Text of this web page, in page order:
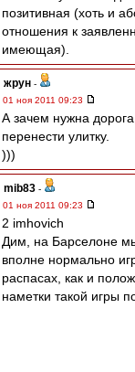
позитивная (хоть и
отношения к
имеющая).
жрун -
01 ноя 2011 09:23
А зачем нужна
перенести улитку.
)))
mib83 -
01 ноя 2011 09:23
2 imhovich
Дим, на Барселоне
вполне нормально
распасах, как и
наметки такой игры